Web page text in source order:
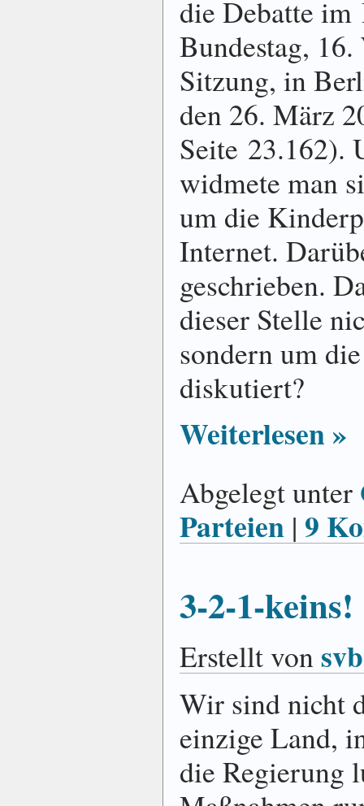
die Debatte im
Bundestag,
Sitzung, in
den 26. März
Seite 23.162).
widmete man
um die
Internet.
geschrieben.
dieser Stelle
sondern um
diskutiert?
Weiterlesen »
Abgelegt unter
Parteien | 9
3-2-1-keins!
Erstellt vonsvb
Wir sind nicht
einzige Land,
die Regierung